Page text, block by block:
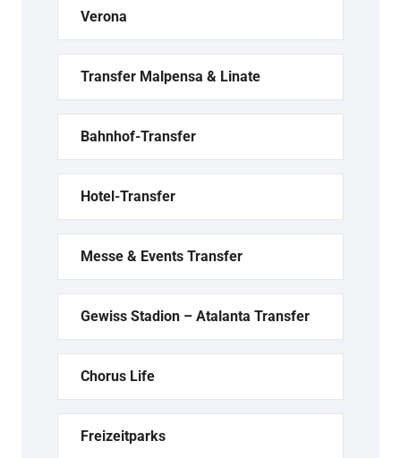
Verona
Transfer Malpensa & Linate
Bahnhof-Transfer
Hotel-Transfer
Messe & Events Transfer
Gewiss Stadion – Atalanta Transfer
Chorus Life
Freizeitparks